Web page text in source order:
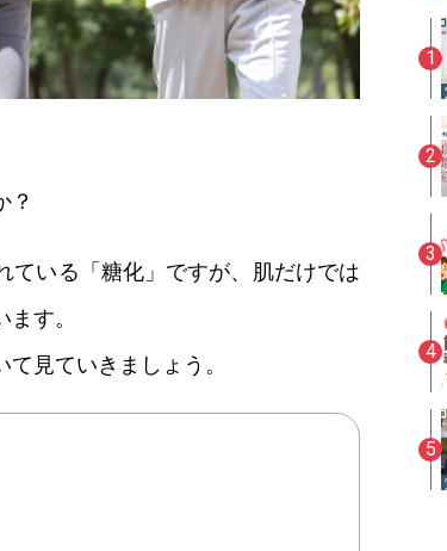
？
ている「糖化」ですが、肌だけでは
す。
見ていきましょう。